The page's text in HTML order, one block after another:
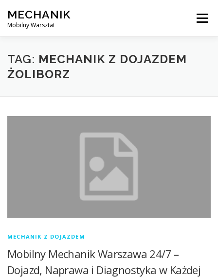
content
MECHANIK
Mobilny Warsztat
Menu
MOBILNY MECHANIK ELEKTRYK SAMOCHODOWY
TAG: MECHANIK Z DOJAZDEM
ŻOLIBORZ
MECHANIK Z DOJAZDEM
Mobilny Mechanik Warszawa 24/7 –
Dojazd, Naprawa i Diagnostyka w Każdej